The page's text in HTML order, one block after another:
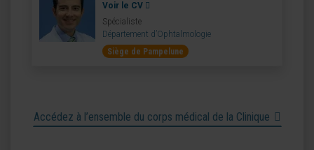
Voir le CV
Spécialiste
Département d’Ophtalmologie
Siège de Pampelune
Accédez à l’ensemble du corps médical de la Clinique